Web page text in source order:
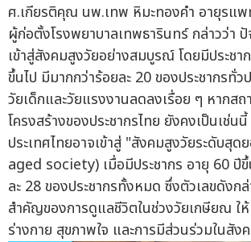
ศ.เกียรติคุณ นพ.เทพ หิมะทองคำ อายุรแ
ผู้ก่อตั้งโรงพยาบาลเทพธารินทร์ กล่าวว่า
เข้าสู่สังคมสูงวัยอย่างสมบูรณ์ โดยมีประช
ขึ้นไป มีมากกว่าร้อยละ 20 ของประชากรทั่ว
วัยเด็กและวัยแรงงานลดลงเรื่อย ๆ หากส
โครงสร้างของประชากรไทย ยังคงเป็นเช่น
ประเทศไทยอาจเข้าสู่ "สังคมสูงวัยระดับสุ
aged society) เมื่อมีประชากร อายุ 60 ปี
ละ 28 ของประชากรทั้งหมด ซึ่งตัวเลขดังก
สำคัญของการดูแลชีวิตในช่วงวัยเกษียณ
ร่างกาย สุขภาพใจ และการมีส่วนร่วมในสัง